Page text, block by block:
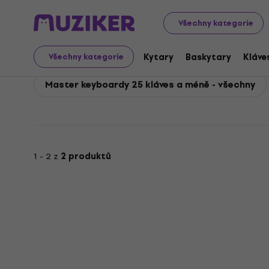
Všechny kategorie
Všechny kategorie Kytary Baskytary
IK Multimedia Klávesy MIDI master keyboardy IK
IK Multimedia Master
Master keyboardy 25 kláves a méně - všechny
1 - 2 z 2 produktů